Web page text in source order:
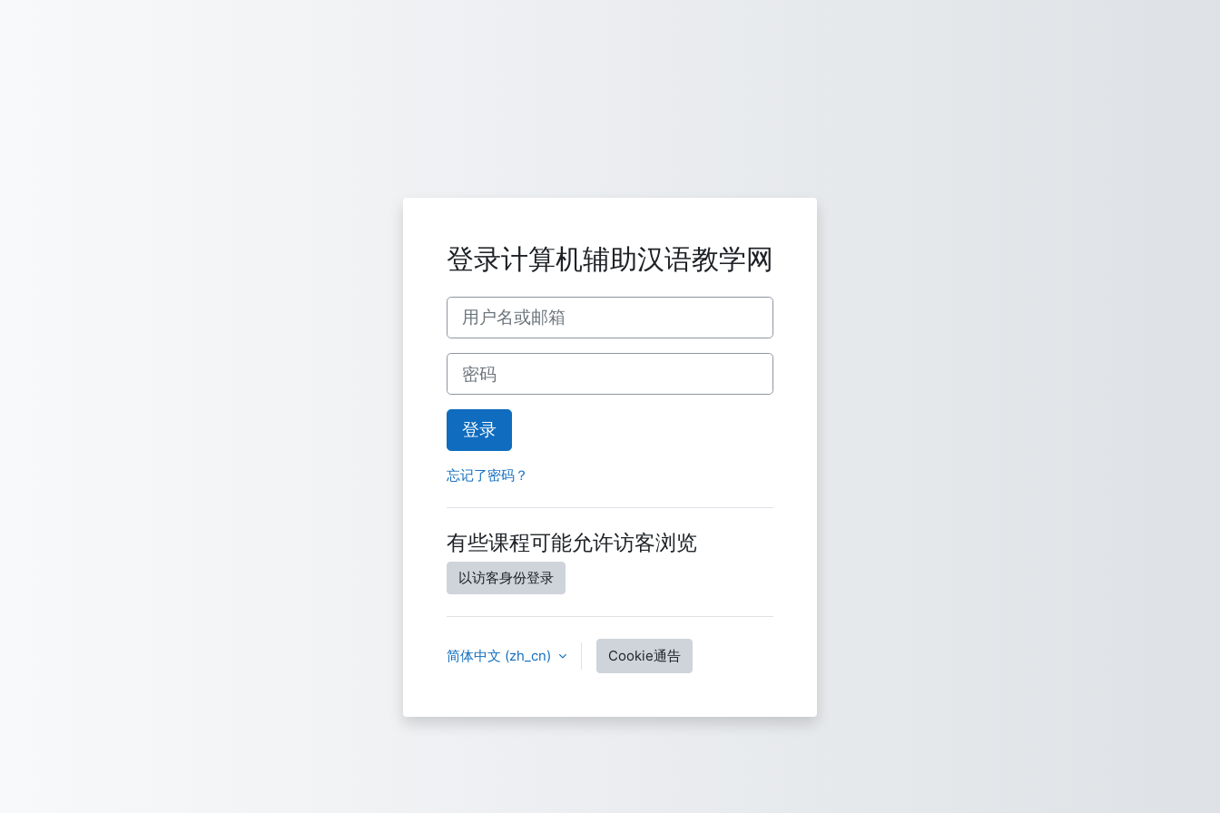
登录计算机辅助汉语教学网
用户名或邮箱
密码
登录
忘记了密码？
有些课程可能允许访客浏览
以访客身份登录
简体中文 ‎(zh_cn)‎ Cookie通告